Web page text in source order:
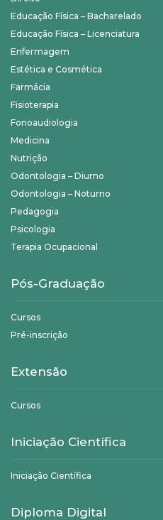
Educação Física – Bacharelado
Educação Física – Licenciatura
Enfermagem
Estética e Cosmética
Farmácia
Fisioterapia
Fonoaudiologia
Medicina
Nutrição
Odontologia – Diurno
Odontologia – Noturno
Pedagogia
Psicologia
Terapia Ocupacional
Pós-Graduação
Cursos
Pré-inscrição
Extensão
Cursos
Iniciação Científica
Iniciação Científica
Diploma Digital